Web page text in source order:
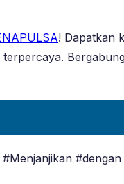
! Dapatkan